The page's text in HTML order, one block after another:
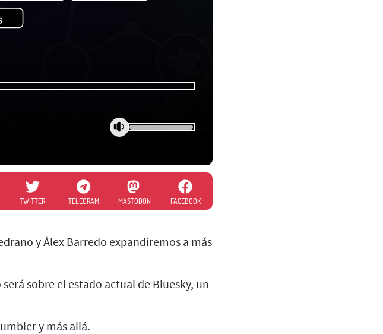
TWITTER TELEGRAM MASTODON FACEBOOK
y Álex Barredo expandiremos a más
sobre el estado actual de Bluesky, un
y más allá.